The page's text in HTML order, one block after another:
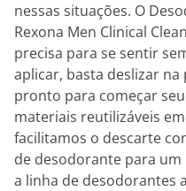
nessas situações. O
Rexona Men Clinical
precisa para se sentir
aplicar, basta deslizar na
pronto para começar
materiais reutilizáveis
facilitamos o descarte
de desodorante para
a linha de desodorantes